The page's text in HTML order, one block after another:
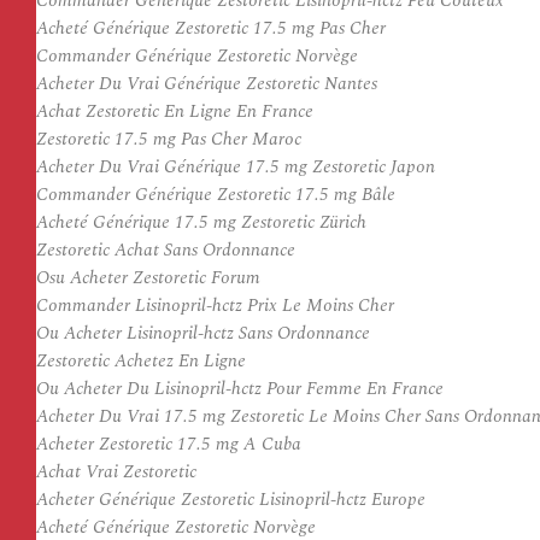
Acheté Générique Zestoretic 17.5 mg Pas Cher
Commander Générique Zestoretic Norvège
Acheter Du Vrai Générique Zestoretic Nantes
Achat Zestoretic En Ligne En France
Zestoretic 17.5 mg Pas Cher Maroc
Acheter Du Vrai Générique 17.5 mg Zestoretic Japon
Commander Générique Zestoretic 17.5 mg Bâle
Acheté Générique 17.5 mg Zestoretic Zürich
Zestoretic Achat Sans Ordonnance
Osu Acheter Zestoretic Forum
Commander Lisinopril-hctz Prix Le Moins Cher
Ou Acheter Lisinopril-hctz Sans Ordonnance
Zestoretic Achetez En Ligne
Ou Acheter Du Lisinopril-hctz Pour Femme En France
Acheter Du Vrai 17.5 mg Zestoretic Le Moins Cher Sans
Acheter Zestoretic 17.5 mg A Cuba
Achat Vrai Zestoretic
Acheter Générique Zestoretic Lisinopril-hctz Europe
Acheté Générique Zestoretic Norvège